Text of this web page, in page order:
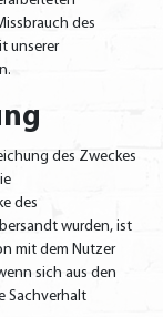
des
unserer
des Zweckes
des
wurden, ist
mit dem Nutzer
sich aus den
Sachverhalt